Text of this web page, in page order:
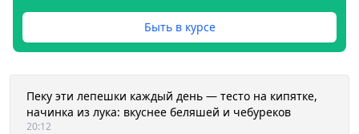
Быть в курсе
Пеку эти лепешки каждый день — тесто на кипятке,
начинка из лука: вкуснее беляшей и чебуреков
20:12